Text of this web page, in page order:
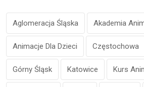
Aglomeracja Śląska Akademia
Animacje Dla Dzieci Częstochowa
Górny Śląsk Katowice Kurs